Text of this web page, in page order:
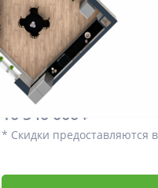
Дополнительно
Цена со скидкой *
9 275 200 ₽
10 540 000 ₽
* Скидки предоставляются